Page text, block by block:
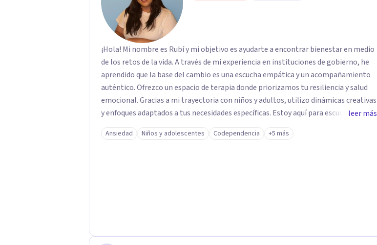
¡Hola! Mi nombre es Rubí y mi objetivo es ayudarte a encontrar bienestar en medio
de los retos de la vida. A través de mi experiencia en instituciones de gobierno, he
aprendido que la base del cambio es una escucha empática y un acompañamiento
auténtico. ​Ofrezco un espacio de terapia donde priorizamos tu resiliencia y salud
emocional. Gracias a mi trayectoria con niños y adultos, utilizo dinámicas creativas
y enfoques adaptados a tus necesidades específicas. Estoy aquí para escucharte y
brindarte las herramientas necesarias para fortalecer tu paz mental.
leer más
Ansiedad Niños y adolescentes Codependencia +5 más